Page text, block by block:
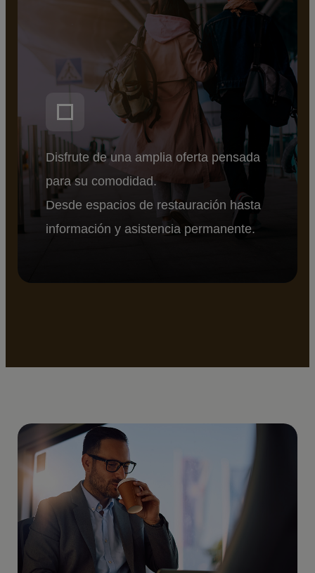
Disfrute de una amplia oferta pensada
para su comodidad.
Desde espacios de restauración hasta
información y asistencia permanente.